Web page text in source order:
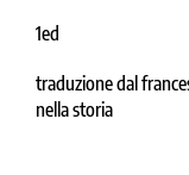
1ed
traduzione dal
nella storia